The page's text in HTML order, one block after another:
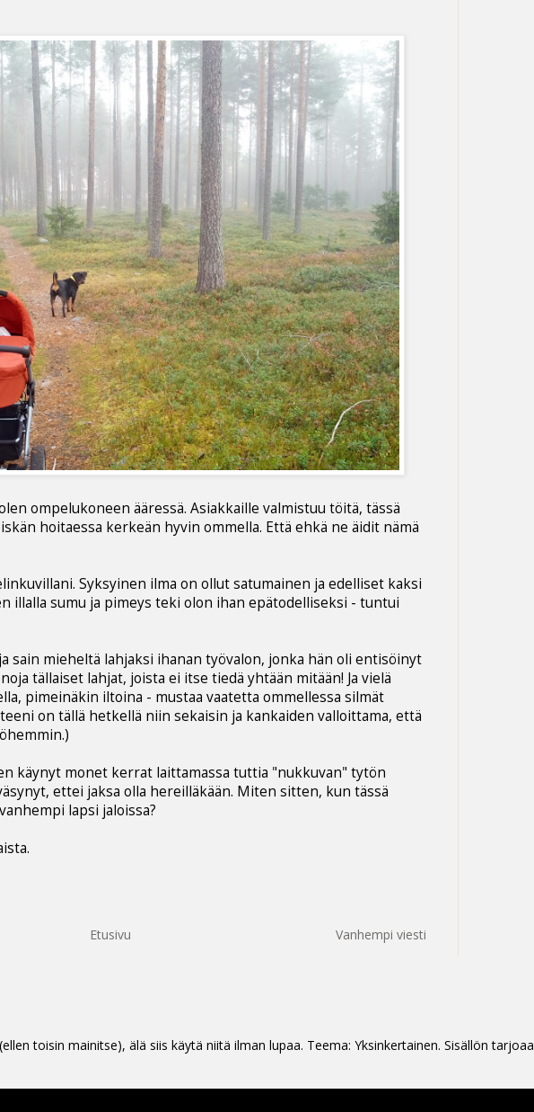
ompelukoneen ääressä. Asiakkaille valmistuu töitä, tässä
hoitaessa kerkeän hyvin ommella. Että ehkä ne äidit nämä
Syksyinen ilma on ollut satumainen ja edelliset kaksi
illalla sumu ja pimeys teki olon ihan epätodelliseksi - tuntui
sain mieheltä lahjaksi ihanan työvalon, jonka hän oli entisöinyt
tällaiset lahjat, joista ei itse tiedä yhtään mitään! Ja vielä
pimeinäkin iltoina - mustaa vaatetta ommellessa silmät
on tällä hetkellä niin sekaisin ja kankaiden valloittama, että
käynyt monet kerrat laittamassa tuttia "nukkuvan" tytön
ettei jaksa olla hereilläkään. Miten sitten, kun tässä
lapsi jaloissa?
Vanhempi viesti
Etusivu
toisin mainitse), älä siis käytä niitä ilman lupaa. Teema: Yksinkertainen. Sisällön tarjoaa